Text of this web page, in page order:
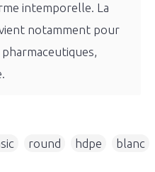
intemporelle. La
notamment pour
round hdpe blanc